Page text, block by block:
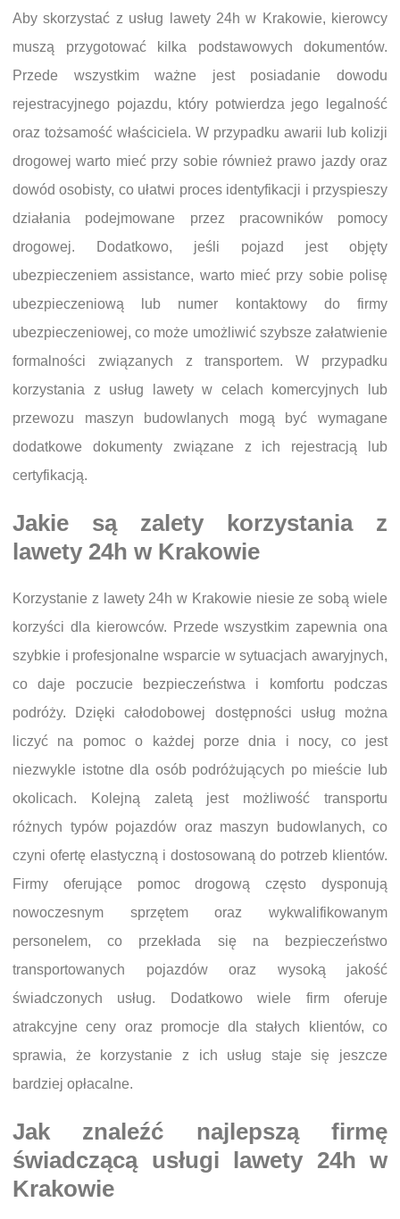
Aby skorzystać z usług lawety 24h w Krakowie, kierowcy
muszą przygotować kilka podstawowych dokumentów.
Przede wszystkim ważne jest posiadanie dowodu
rejestracyjnego pojazdu, który potwierdza jego legalność
oraz tożsamość właściciela. W przypadku awarii lub kolizji
drogowej warto mieć przy sobie również prawo jazdy oraz
dowód osobisty, co ułatwi proces identyfikacji i przyspieszy
działania podejmowane przez pracowników pomocy
drogowej. Dodatkowo, jeśli pojazd jest objęty
ubezpieczeniem assistance, warto mieć przy sobie polisę
ubezpieczeniową lub numer kontaktowy do firmy
ubezpieczeniowej, co może umożliwić szybsze załatwienie
formalności związanych z transportem. W przypadku
korzystania z usług lawety w celach komercyjnych lub
przewozu maszyn budowlanych mogą być wymagane
dodatkowe dokumenty związane z ich rejestracją lub
certyfikacją.
Jakie są zalety korzystania z
lawety 24h w Krakowie
Korzystanie z lawety 24h w Krakowie niesie ze sobą wiele
korzyści dla kierowców. Przede wszystkim zapewnia ona
szybkie i profesjonalne wsparcie w sytuacjach awaryjnych,
co daje poczucie bezpieczeństwa i komfortu podczas
podróży. Dzięki całodobowej dostępności usług można
liczyć na pomoc o każdej porze dnia i nocy, co jest
niezwykle istotne dla osób podróżujących po mieście lub
okolicach. Kolejną zaletą jest możliwość transportu
różnych typów pojazdów oraz maszyn budowlanych, co
czyni ofertę elastyczną i dostosowaną do potrzeb klientów.
Firmy oferujące pomoc drogową często dysponują
nowoczesnym sprzętem oraz wykwalifikowanym
personelem, co przekłada się na bezpieczeństwo
transportowanych pojazdów oraz wysoką jakość
świadczonych usług. Dodatkowo wiele firm oferuje
atrakcyjne ceny oraz promocje dla stałych klientów, co
sprawia, że korzystanie z ich usług staje się jeszcze
bardziej opłacalne.
Jak znaleźć najlepszą firmę
świadczącą usługi lawety 24h w
Krakowie